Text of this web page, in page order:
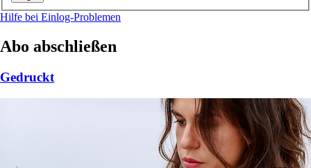
Hilfe bei Einlog-Problemen
Abo abschließen
Gedruckt